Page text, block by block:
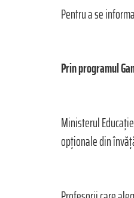
Pentru a se
Prin programul
Ministerul
opționale din